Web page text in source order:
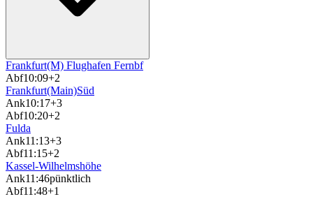
Frankfurt(M) Flughafen Fernbf
Abf10:09+2
Frankfurt(Main)Süd
Ank10:17+3
Abf10:20+2
Fulda
Ank11:13+3
Abf11:15+2
Kassel-Wilhelmshöhe
Ank11:46pünktlich
Abf11:48+1